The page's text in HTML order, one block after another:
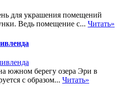
для украшения помещений
Ведь помещение с... Читать»
южном берегу озера Эри в
с образом... Читать»